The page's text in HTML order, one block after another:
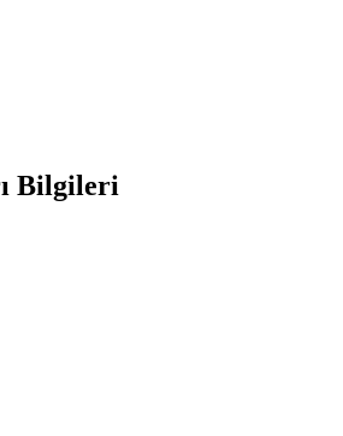
Bilgileri